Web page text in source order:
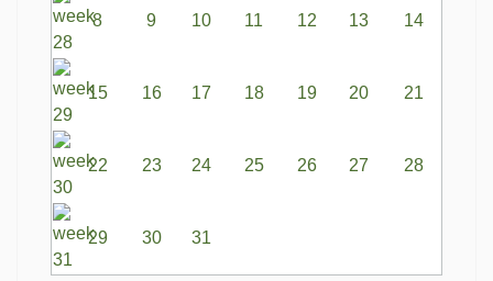
8 9 10 11 12 13 14
15 16 17 18 19 20 21
22 23 24 25 26 27 28
29 30 31